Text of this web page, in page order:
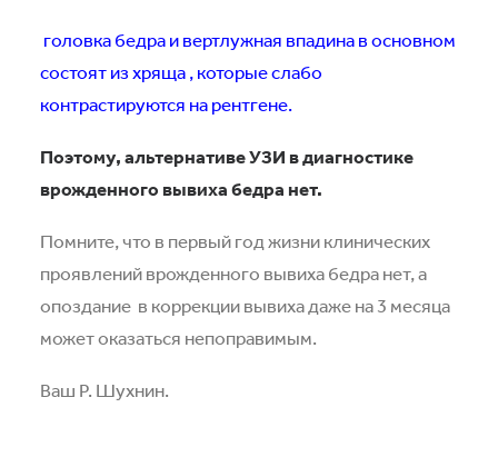
головка бедра и вертлужная впадина в основном
состоят из хряща , которые слабо
контрастируются на рентгене.
Поэтому, альтернативе УЗИ в диагностике
врожденного вывиха бедра нет.
Помните, что в первый год жизни клинических
проявлений врожденного вывиха бедра нет, а
опоздание в коррекции вывиха даже на 3 месяца
может оказаться непоправимым.
Ваш Р. Шухнин.